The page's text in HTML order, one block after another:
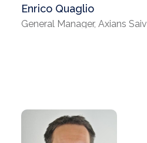
Enrico Quaglio
General Manager, Axians Saiv